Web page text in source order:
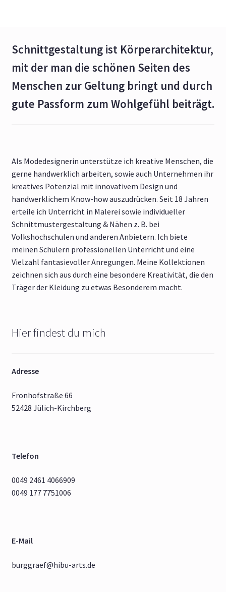
Schnittgestaltung ist Körperarchitektur,
mit der man die schönen Seiten des
Menschen zur Geltung bringt und durch
gute Passform zum Wohlgefühl beiträgt.
Als Modedesignerin unterstütze ich kreative Menschen, die
gerne handwerklich arbeiten, sowie auch Unternehmen ihr
kreatives Potenzial mit innovativem Design und
handwerklichem Know-how auszudrücken. Seit 18 Jahren
erteile ich Unterricht in Malerei sowie individueller
Schnittmustergestaltung & Nähen z. B. bei
Volkshochschulen und anderen Anbietern. Ich biete
meinen Schülern professionellen Unterricht und eine
Vielzahl fantasievoller Anregungen. Meine Kollektionen
zeichnen sich aus durch eine besondere Kreativität, die den
Träger der Kleidung zu etwas Besonderem macht.
Hier findest du mich
Adresse
Fronhofstraße 66
52428 Jülich-Kirchberg
Telefon
0049 2461 4066909
0049 177 7751006
E-Mail
burggraef@hibu-arts.de